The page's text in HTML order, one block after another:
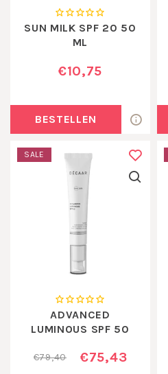
SUN MILK SPF 20 50
ML
€10,75
BESTELLEN
SALE
ADVANCED
LUMINOUS SPF 50
€79,40 €75,43